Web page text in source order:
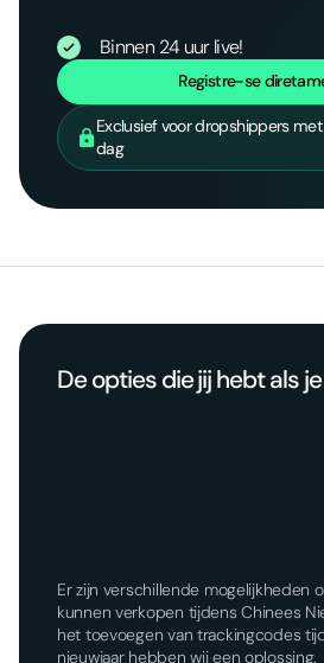
Binnen 24 uur live!
Registre-se
Exclusief voor dropshippers
dag
De opties die jij hebt als
Er zijn verschillende mogelijkheden
kunnen verkopen tijdens Chinees
het toevoegen van trackingcodes
nieuwjaar hebben wij een oplossing.